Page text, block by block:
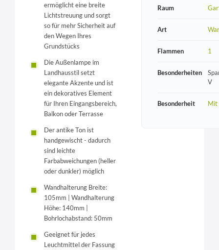
ermöglicht eine breite
Lichtstreuung und sorgt
so für mehr Sicherheit auf
den Wegen Ihres
Grundstücks
Die Außenlampe im
Landhausstil setzt
elegante Akzente und ist
ein dekoratives Element
für Ihren Eingangsbereich,
Balkon oder Terrasse
Der antike Ton ist
handgewischt - dadurch
sind leichte
Farbabweichungen (heller
oder dunkler) möglich
Wandhalterung Breite:
105mm | Wandhalterung
Höhe: 140mm |
Bohrlochabstand: 50mm
Geeignet für jedes
Leuchtmittel der Fassung
Raum
Art
Flammen 1
Besonderheiten
V
Besonderheit Mit